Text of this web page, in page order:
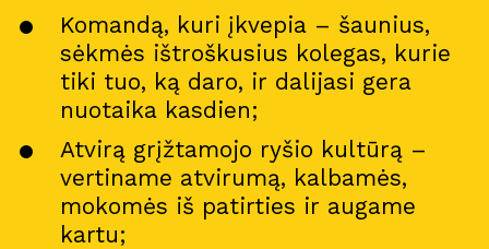
Komandą, kuri įkvepia – šaunius,
sėkmės ištroškusius kolegas, kurie
tiki tuo, ką daro, ir dalijasi gera
nuotaika kasdien;
Atvirą grįžtamojo ryšio kultūrą –
vertiname atvirumą, kalbamės,
mokomės iš patirties ir augame
kartu;